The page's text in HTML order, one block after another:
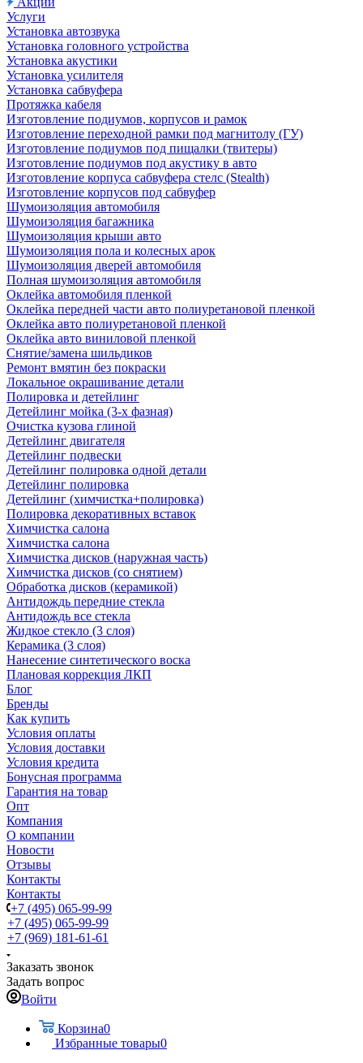
Услуги
Установка автозвука
Установка головного устройства
Установка акустики
Установка усилителя
Установка сабвуфера
Протяжка кабеля
Изготовление подиумов, корпусов и рамок
Изготовление переходной рамки под магнитолу (ГУ)
Изготовление подиумов под пищалки (твитеры)
Изготовление подиумов под акустику в авто
Изготовление корпуса сабвуфера стелс (Stealth)
Изготовление корпусов под сабвуфер
Шумоизоляция автомобиля
Шумоизоляция багажника
Шумоизоляция крыши авто
Шумоизоляция пола и колесных арок
Шумоизоляция дверей автомобиля
Полная шумоизоляция автомобиля
Оклейка автомобиля пленкой
Оклейка передней части авто полиуретановой пленкой
Оклейка авто полиуретановой пленкой
Оклейка авто виниловой пленкой
Снятие/замена шильдиков
Ремонт вмятин без покраски
Локальное окрашивание детали
Полировка и детейлинг
Детейлинг мойка (3-х фазная)
Очистка кузова глиной
Детейлинг двигателя
Детейлинг подвески
Детейлинг полировка одной детали
Детейлинг полировка
Детейлинг (химчистка+полировка)
Полировка декоративных вставок
Химчистка салона
Химчистка салона
Химчистка дисков (наружная часть)
Химчистка дисков (со снятием)
Обработка дисков (керамикой)
Антидождь передние стекла
Антидождь все стекла
Жидкое стекло (3 слоя)
Керамика (3 слоя)
Нанесение синтетического воска
Плановая коррекция ЛКП
Блог
Бренды
Как купить
Условия оплаты
Условия доставки
Условия кредита
Бонусная программа
Гарантия на товар
Опт
Компания
О компании
Новости
Отзывы
Контакты
Контакты
+7 (495) 065-99-99
+7 (495) 065-99-99
+7 (969) 181-61-61
Заказать звонок
Задать вопрос
Войти
Корзина0
Избранные товары0